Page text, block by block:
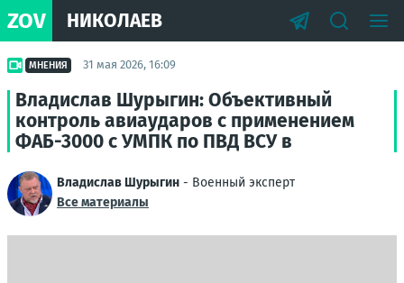
ZOV НИКОЛАЕВ
МНЕНИЯ 31 мая 2026, 16:09
Владислав Шурыгин: Объективный
контроль авиаударов с применением
ФАБ-3000 с УМПК по ПВД ВСУ в
Владислав Шурыгин - Военный эксперт
Все материалы